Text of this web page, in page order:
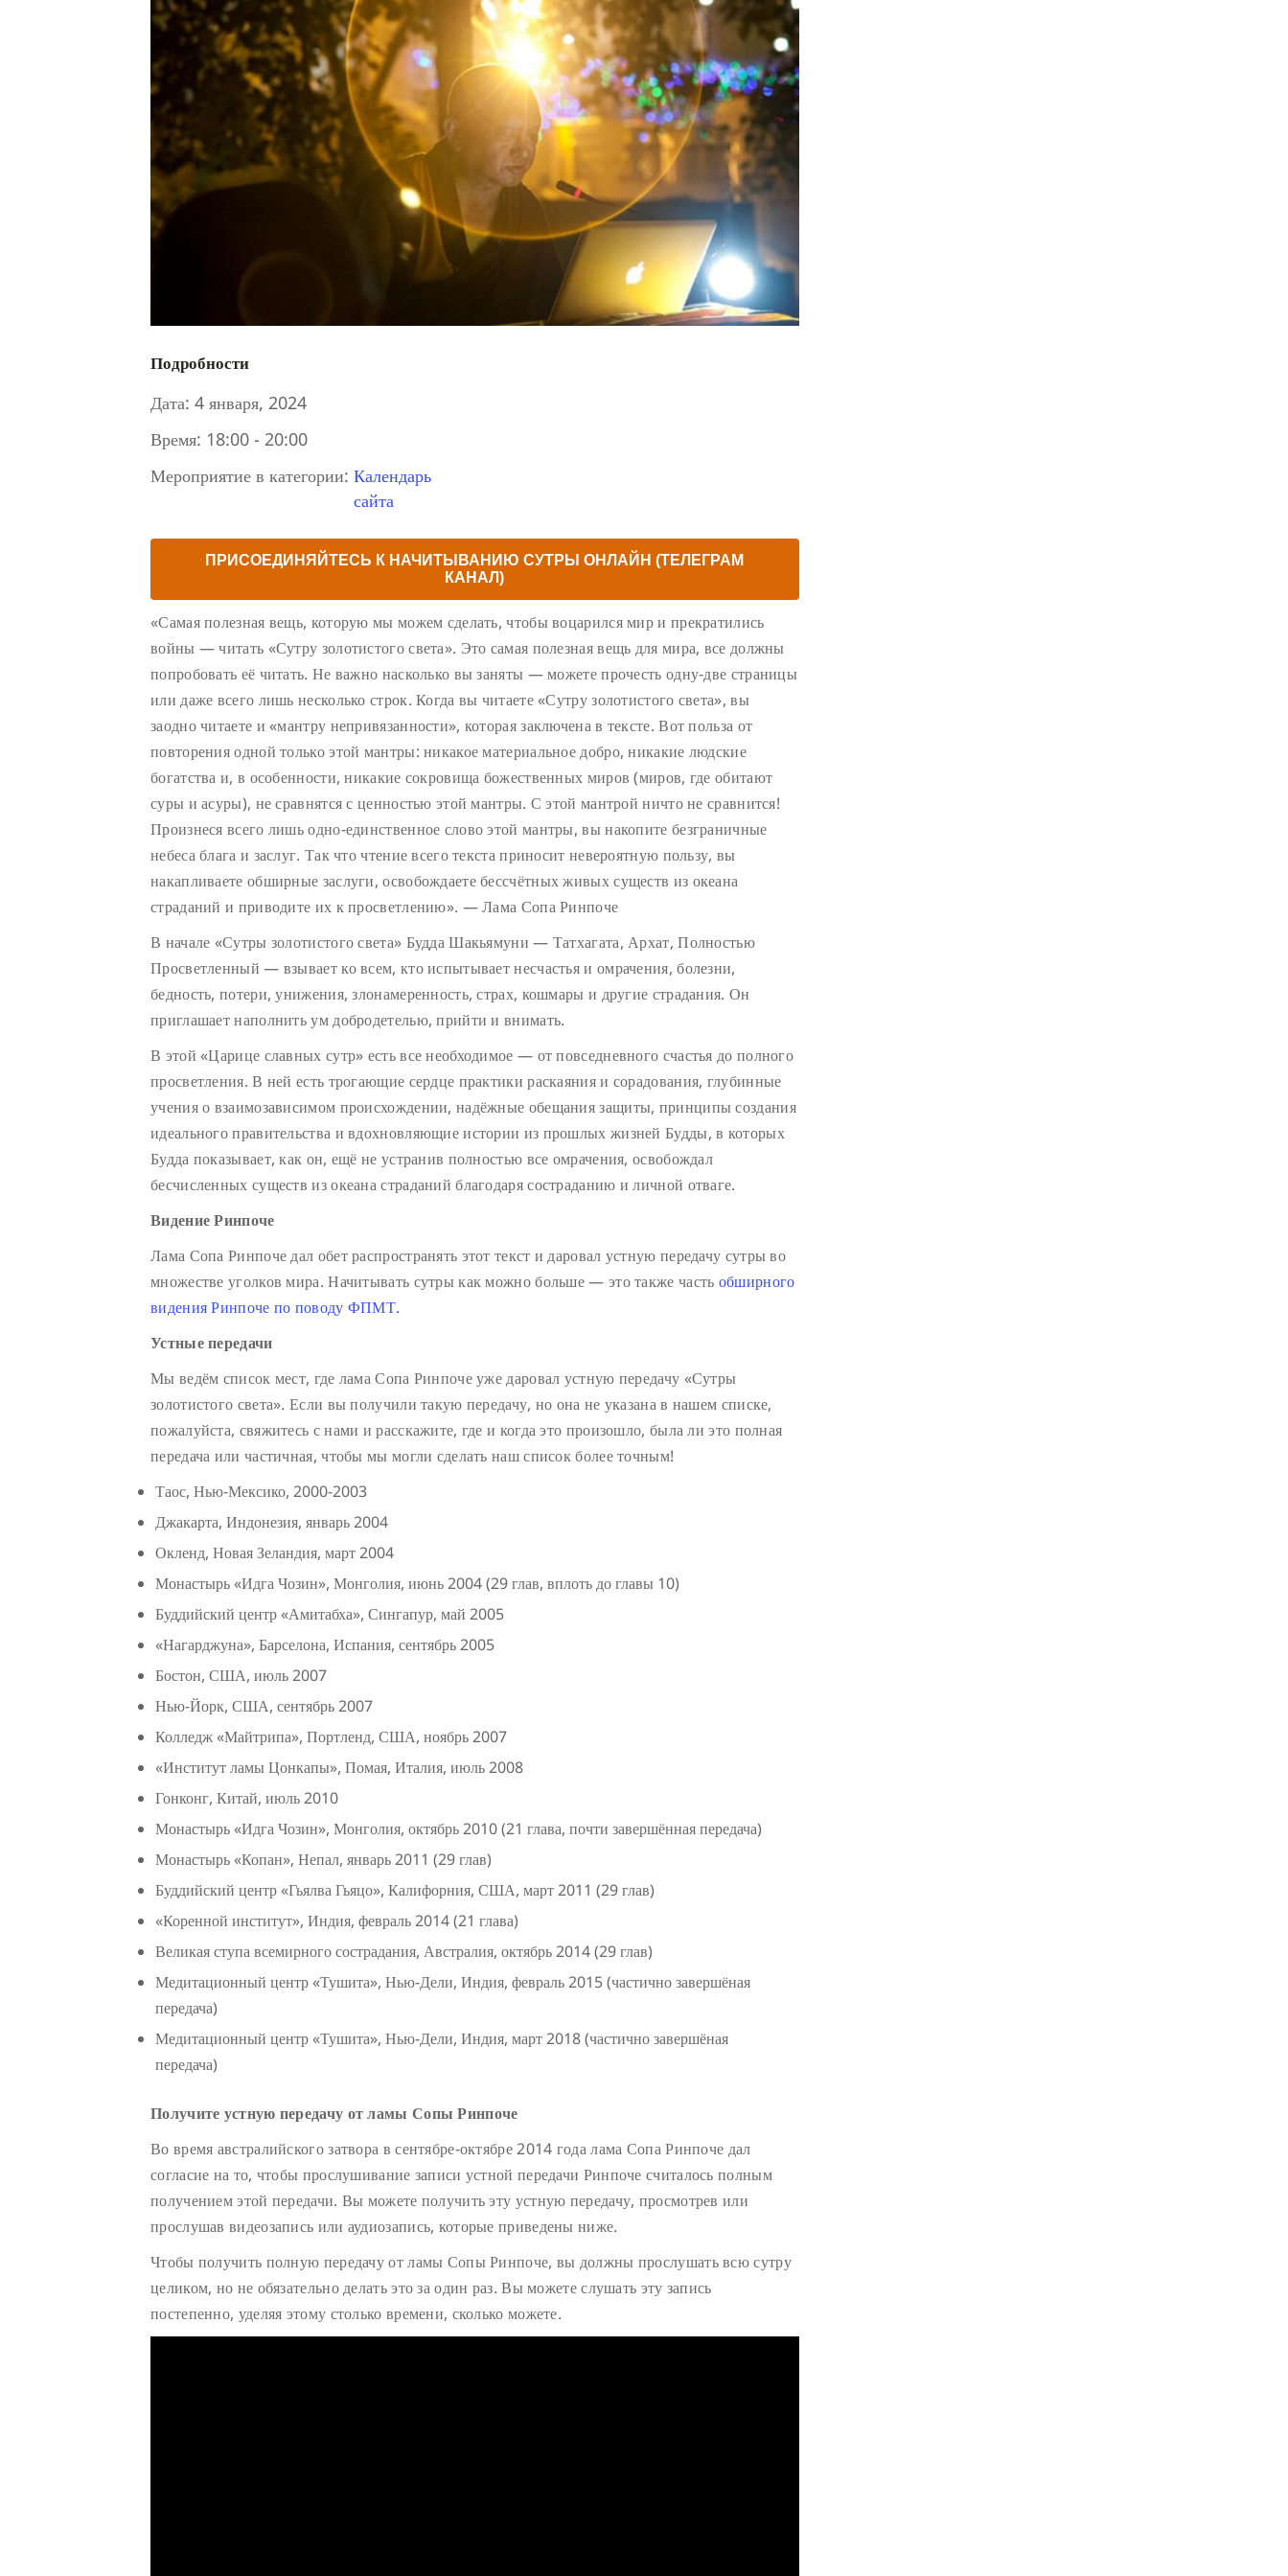
Подробности
Дата: 4 января, 2024
Время: 18:00 - 20:00
Мероприятие в категории: Календарь
сайта
ПРИСОЕДИНЯЙТЕСЬ К НАЧИТЫВАНИЮ СУТРЫ ОНЛАЙН (ТЕЛЕГРАМ
КАНАЛ)
«Самая полезная вещь, которую мы можем сделать, чтобы воцарился мир и прекратились
войны — читать «Сутру золотистого света». Это самая полезная вещь для мира, все должны
попробовать её читать. Не важно насколько вы заняты — можете прочесть одну-две страницы
или даже всего лишь несколько строк. Когда вы читаете «Сутру золотистого света», вы
заодно читаете и «мантру непривязанности», которая заключена в тексте. Вот польза от
повторения одной только этой мантры: никакое материальное добро, никакие людские
богатства и, в особенности, никакие сокровища божественных миров (миров, где обитают
суры и асуры), не сравнятся с ценностью этой мантры. С этой мантрой ничто не сравнится!
Произнеся всего лишь одно-единственное слово этой мантры, вы накопите безграничные
небеса блага и заслуг. Так что чтение всего текста приносит невероятную пользу, вы
накапливаете обширные заслуги, освобождаете бессчётных живых существ из океана
страданий и приводите их к просветлению». — Лама Сопа Ринпоче
В начале «Сутры золотистого света» Будда Шакьямуни — Татхагата, Архат, Полностью
Просветленный — взывает ко всем, кто испытывает несчастья и омрачения, болезни,
бедность, потери, унижения, злонамеренность, страх, кошмары и другие страдания. Он
приглашает наполнить ум добродетелью, прийти и внимать.
В этой «Царице славных сутр» есть все необходимое — от повседневного счастья до полного
просветления. В ней есть трогающие сердце практики раскаяния и сорадования, глубинные
учения о взаимозависимом происхождении, надёжные обещания защиты, принципы создания
идеального правительства и вдохновляющие истории из прошлых жизней Будды, в которых
Будда показывает, как он, ещё не устранив полностью все омрачения, освобождал
бесчисленных существ из океана страданий благодаря состраданию и личной отваге.
Видение Ринпоче
Лама Сопа Ринпоче дал обет распространять этот текст и даровал устную передачу сутры во
множестве уголков мира. Начитывать сутры как можно больше — это также часть обширного
видения Ринпоче по поводу ФПМТ.
Устные передачи
Мы ведём список мест, где лама Сопа Ринпоче уже даровал устную передачу «Сутры
золотистого света». Если вы получили такую передачу, но она не указана в нашем списке,
пожалуйста, свяжитесь с нами и расскажите, где и когда это произошло, была ли это полная
передача или частичная, чтобы мы могли сделать наш список более точным!
Таос, Нью-Мексико, 2000-2003
Джакарта, Индонезия, январь 2004
Окленд, Новая Зеландия, март 2004
Монастырь «Идга Чозин», Монголия, июнь 2004 (29 глав, вплоть до главы 10)
Буддийский центр «Амитабха», Сингапур, май 2005
«Нагарджуна», Барселона, Испания, сентябрь 2005
Бостон, США, июль 2007
Нью-Йорк, США, сентябрь 2007
Колледж «Майтрипа», Портленд, США, ноябрь 2007
«Институт ламы Цонкапы», Помая, Италия, июль 2008
Гонконг, Китай, июль 2010
Монастырь «Идга Чозин», Монголия, октябрь 2010 (21 глава, почти завершённая передача)
Монастырь «Копан», Непал, январь 2011 (29 глав)
Буддийский центр «Гьялва Гьяцо», Калифорния, США, март 2011 (29 глав)
«Коренной институт», Индия, февраль 2014 (21 глава)
Великая ступа всемирного сострадания, Австралия, октябрь 2014 (29 глав)
Медитационный центр «Тушита», Нью-Дели, Индия, февраль 2015 (частично завершёная
передача)
Медитационный центр «Тушита», Нью-Дели, Индия, март 2018 (частично завершёная
передача)
Получите устную передачу от ламы Сопы Ринпоче
Во время австралийского затвора в сентябре-октябре 2014 года лама Сопа Ринпоче дал
согласие на то, чтобы прослушивание записи устной передачи Ринпоче считалось полным
получением этой передачи. Вы можете получить эту устную передачу, просмотрев или
прослушав видеозапись или аудиозапись, которые приведены ниже.
Чтобы получить полную передачу от ламы Сопы Ринпоче, вы должны прослушать всю сутру
целиком, но не обязательно делать это за один раз. Вы можете слушать эту запись
постепенно, уделяя этому столько времени, сколько можете.